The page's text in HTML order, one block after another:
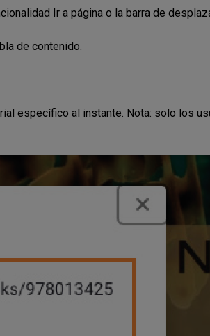
Ir a página o la barra de
de contenido.
específico al instante. Nota: solo los